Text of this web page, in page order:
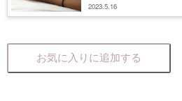
2023.5.16
お気に入りに追加する